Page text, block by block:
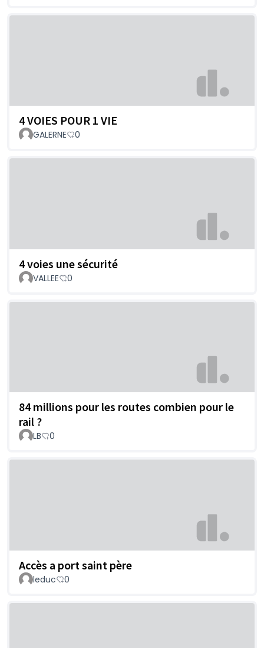
4 VOIES POUR 1 VIE
GALERNE 0
4 voies une sécurité
VALLEE 0
84 millions pour les routes combien pour le
rail ?
LB 0
Accès a port saint père
leduc 0